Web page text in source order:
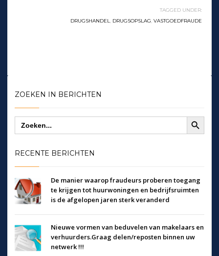
TAGGED UNDER:
DRUGSHANDEL, DRUGSOPSLAG, VASTGOEDFRAUDE
ZOEKEN IN BERICHTEN
Zoek
naar:
Zoekknop
RECENTE BERICHTEN
De manier waarop fraudeurs proberen toegang
te krijgen tot huurwoningen en bedrijfsruimten
is de afgelopen jaren sterk veranderd
Nieuwe vormen van beduvelen van makelaars en
verhuurders.Graag delen/reposten binnen uw
netwerk !!!